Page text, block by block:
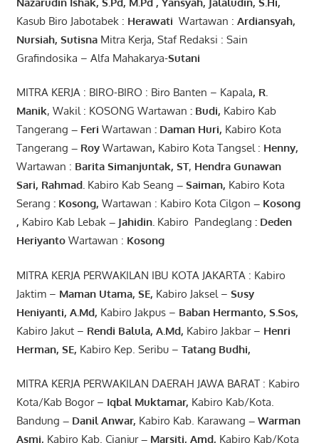
Kasub Biro Jabotabek : Herawati Wartawan : Ardiansyah,
Nursiah, SutisnaMitra Kerja, Staf Redaksi : Sain
Grafindosika – Alfa Mahakarya-Sutani
MITRA KERJA : BIRO-BIRO : Biro Banten – Kapala, R.
Manik, Wakil : KOSONG Wartawan : Budi, Kabiro Kab
Tangerang – Feri Wartawan : Daman Huri, Kabiro Kota
Tangerang – RoyWartawan, Kabiro Kota Tangsel : Henny,
Wartawan : Barita Simanjuntak, ST, Hendra Gunawan
Sari, Rahmad. Kabiro Kab Seang – Saiman, Kabiro Kota
Serang : Kosong, Wartawan : Kabiro Kota Cilgon – Kosong
, Kabiro Kab Lebak– Jahidin. Kabiro Pandeglang : Deden
Heriyanto Wartawan : Kosong
MITRA KERJA PERWAKILAN IBU KOTA JAKARTA : Kabiro
Jaktim – Maman Utama, SE, Kabiro Jaksel – Susy
Heniyanti, A.Md, Kabiro Jakpus – Baban Hermanto, S.Sos,
Kabiro Jakut – Rendi Balula, A.Md, Kabiro Jakbar – Henri
Herman, SE, Kabiro Kep. Seribu – Tatang Budhi,
MITRA KERJA PERWAKILAN DAERAH JAWA BARAT : Kabiro
Kota/Kab Bogor – Iqbal Muktamar, Kabiro Kab/Kota.
Bandung – Danil Anwar, Kabiro Kab. Karawang –Warman
Asmi, Kabiro Kab. Cianjur– Marsiti, Amd, Kabiro Kab/Kota